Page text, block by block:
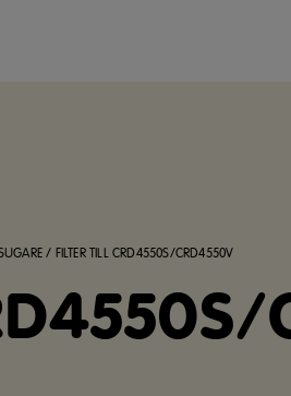
/ FILTER TILL CRD4550S/CRD4550V